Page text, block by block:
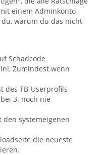
einem Adminkonto
warum du das nicht
Schadcode
Zumindest wenn
des TB-Userprofils
3. noch nie
systemeigenen
die neueste